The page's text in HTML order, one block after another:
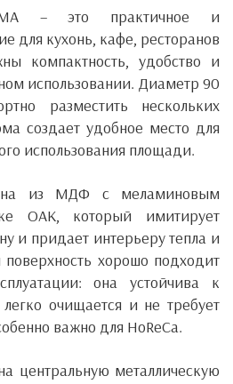
– это практичное и
для кухонь, кафе, ресторанов
компактность, удобство и
использовании. Диаметр 90
разместить нескольких
создает удобное место для
использования площади.
из МДФ с меламиновым
OAK, который имитирует
и придает интерьеру тепла и
поверхность хорошо подходит
она устойчива к
очищается и не требует
важно для HoReCa.
центральную металлическую